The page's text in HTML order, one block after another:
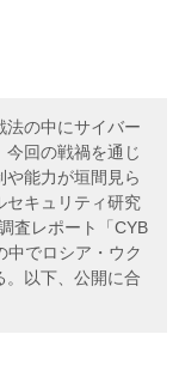
法の中にサイバー
回の戦禍を通じ
能力が垣間見ら
セキュリティ研究
査レポート「CYB
中でロシア・ウク
。以下、公開に合